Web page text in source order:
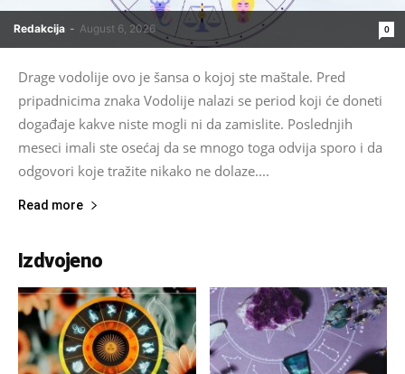
Redakcija - August 6, 2026 0
Drage vodolije ovo je šansa o kojoj ste maštale. Pred
pripadnicima znaka Vodolije nalazi se period koji će doneti
događaje kakve niste mogli ni da zamislite. Poslednjih
meseci imali ste osećaj da se mnogo toga odvija sporo i da
odgovori koje tražite nikako ne dolaze....
Read more
Izdvojeno